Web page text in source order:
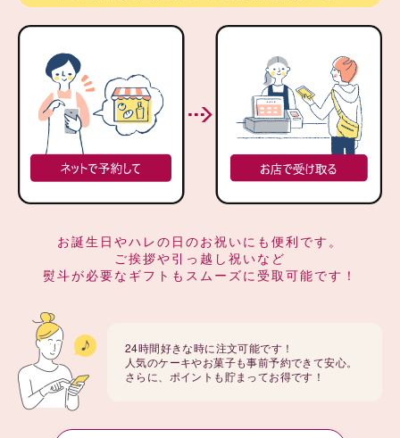
お誕生日やハレの日のお祝いにも便利です。
ご挨拶や引っ越し祝いなど
熨斗が必要なギフトもスムーズに受取可能です！
24時間好きな時に注文可能です！
人気のケーキやお菓子も事前予約できて安心。
さらに、ポイントも貯まってお得です！